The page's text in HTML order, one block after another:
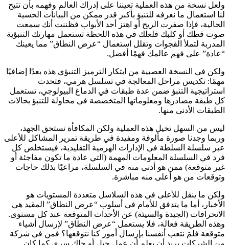
ولعل نسخة من هذه العملية تعيننا على إدراك العالم وفهمه بأن تتيح
لنا استعمال ما نعرفه للتنبؤ بأكبر قدر ممكن من البيانات الحسية
الحالية، فإذا صفرت الريح أو اهتز أحد الأبواب فظننت أنك سمعت
صوت قطك أو كلبك فلعلك في هذه اللحظة تستعمل مهارتك التنبؤية
المدربة لتملأ الفجوات وتقلل استعمال “عرض النطاق” مما يعينك
“عادة” على فهم عالمك فهمًا أفضل.
ولكن في النسخة العصبية من ابتكار الترميز التنبؤي هذه بعدًا إضافيًا
مهمًا: تكديس مراحل المعالجة في تسلسل هرمي، فتحدث
استراتيجية التنبؤ ضمن عدة طبقات في الدماغ البيولوجي، تستعمل
كل طبقة مصادرها ومعلوماتها المتخصصة في محاولة للتنبؤ بحالات
الطبقات الأدنى منها.
ليس من السهل تخيل هذه العملية ولكن المكافأة تستحق الجهد،
وربما وجدنا صورة مألوفة ومفيدة في طريقة تمرير المشاكل للأعلى
عبر سلسلة السلطة في الإدارات الهرمية التقليدية، فيستخلص كل
فرد في السلسلة المعلومات المهمة (التي عادة ما تكون مفاجئة أو
غير متوقعة) ممن هو أدنى منه في السلسلة، مراعيًا بذلك حاجات
وتوقعات من هو أعلى منه مباشرة.
ولكن ما ينقل للأعلى في هذه السلاسل متعددة المستويات هو
الأخبار، أما ما يتدفق للأمام في أسلوب “عرض النطاق” المقيد هي
الانحرافات (الجيدة والسيئة) عن الأحداث المتوقعة عند كل مستوى.
وهذه الطريقة فعالة، فلا يستعمل “عرض النطاق” لإرسال أشياء
متوقعة فلمَ نتعب أنفسنا بإرسال أمور كنا نتوقعها؟ فمن في شركة